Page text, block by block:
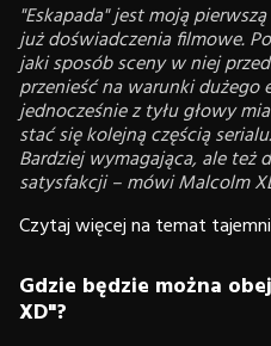
"Eskapada" jest moją
już doświadczenia filmowe.
jaki sposób sceny w niej
przenieść na warunki dużego
jednocześnie z tyłu głowy
stać się kolejną częścią
Bardziej wymagająca, ale też
satysfakcji – mówi Malcolm
Czytaj więcej na temat
Gdzie będzie można
XD"?